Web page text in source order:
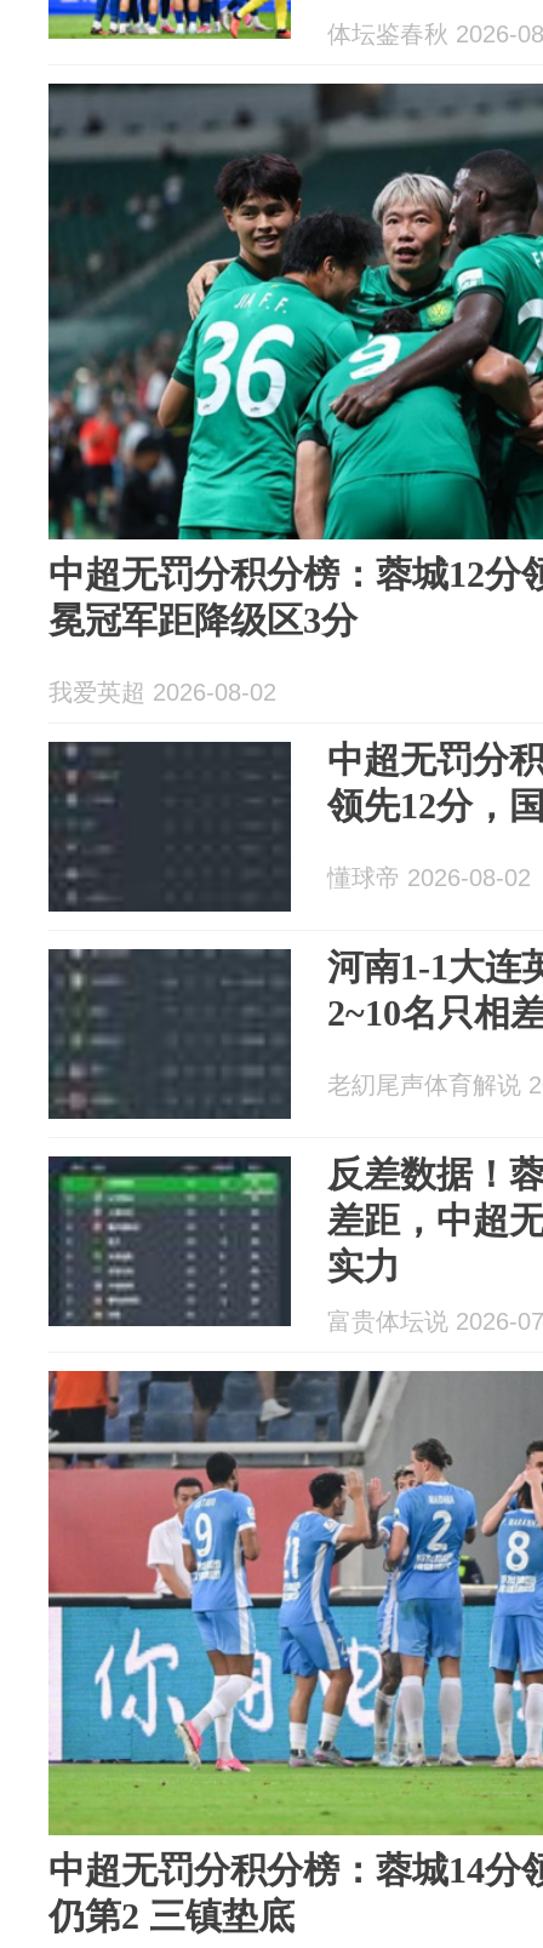
体坛鉴春秋 2026-
中超无罚分积分榜：蓉城12分
冕冠军距降级区3分
我爱英超 2026-08-02
中超无罚分
领先12分，
懂球帝 2026-08-02
河南1-1大连
2~10名只相
老糿尾声体育解说
反差数据！
差距，中超
实力
富贵体坛说 2026-
中超无罚分积分榜：蓉城14分
仍第2 三镇垫底